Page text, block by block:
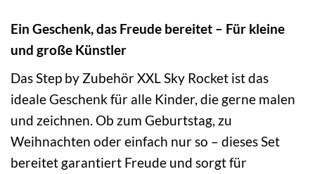
Ein Geschenk, das Freude bereitet – Für kleine
und große Künstler
Das Step by Zubehör XXL Sky Rocket ist das
ideale Geschenk für alle Kinder, die gerne malen
und zeichnen. Ob zum Geburtstag, zu
Weihnachten oder einfach nur so – dieses Set
bereitet garantiert Freude und sorgt für